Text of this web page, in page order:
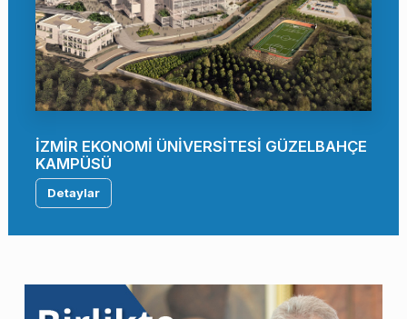
İZMİR EKONOMİ ÜNİVERSİTESİ GÜZELBAHÇE
KAMPÜSÜ
Detaylar